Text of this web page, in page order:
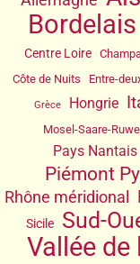
Bordelais
Centre Loire
Côte de Nuits Entre-
Grèce Hongrie
Mosel-Saare-
Pays Nantais
Piémont
Rhône méridional
Sicile Sud-
Vallée de